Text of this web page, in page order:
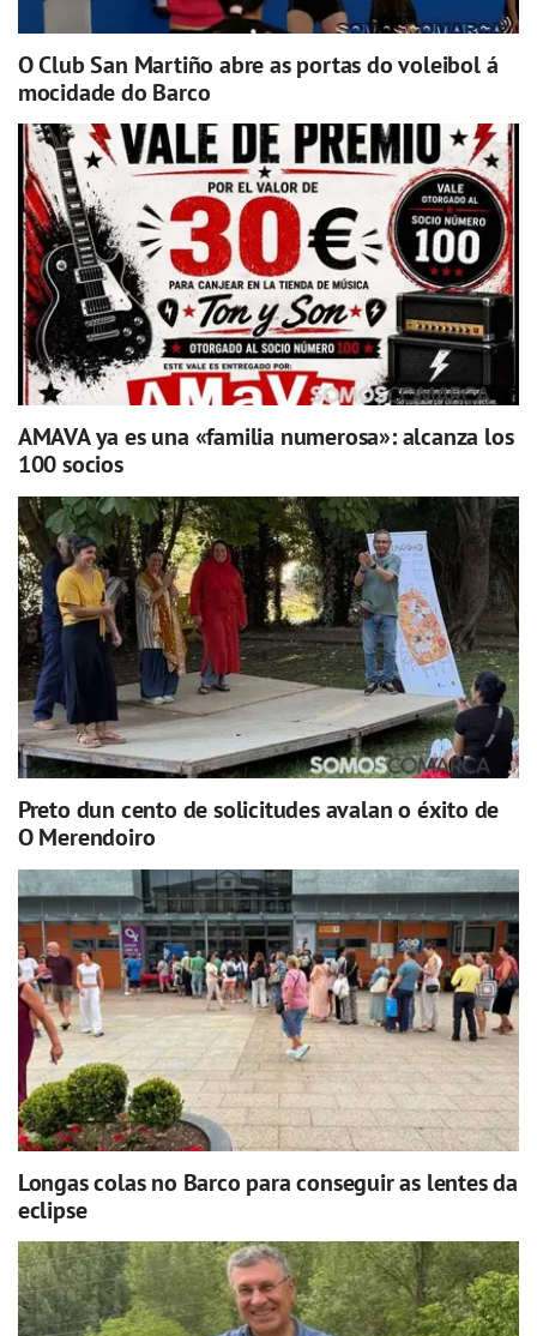
O Club San Martiño abre as portas do voleibol á
mocidade do Barco
AMAVA ya es una «familia numerosa»: alcanza los
100 socios
Preto dun cento de solicitudes avalan o éxito de
O Merendoiro
Longas colas no Barco para conseguir as lentes da
eclipse